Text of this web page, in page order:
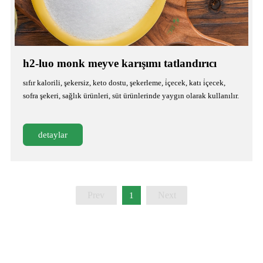
h2-luo monk meyve karışımı tatlandırıcı
sıfır kalorili, şekersiz, keto dostu, şekerleme, i̇çecek, katı i̇çecek,
sofra şekeri, sağlık ürünleri, süt ürünlerinde yaygın olarak kullanılır.
detaylar
1